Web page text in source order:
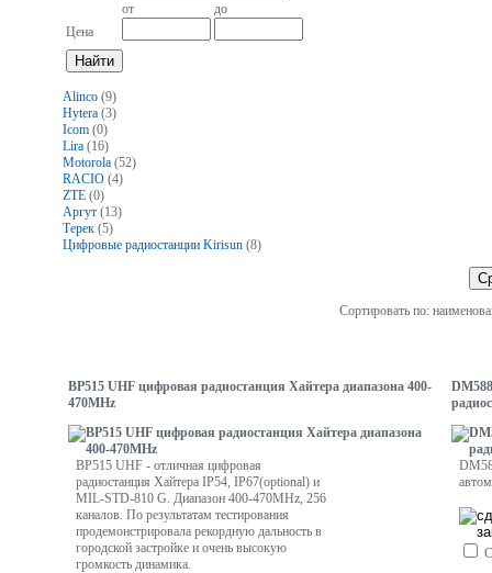
Цена
от до
Alinco (9)
Hytera (3)
Icom (0)
Lira (16)
Motorola (52)
RACIO (4)
ZTE (0)
Аргут (13)
Терек (5)
Цифровые радиостанции Kirisun (8)
Сортировать по:
BP515 UHF цифровая радиостанция Хайтера диапазона 400-
470MHz
BP515 UHF - отличная цифровая
радиостанция Хайтера IP54, IP67(optional) и
MIL-STD-810 G. Диапазон 400-470MHz, 256
каналов. По результатам тестирования
продемонстрировала рекордную дальность в
городской застройке и очень высокую
громкость динамика.